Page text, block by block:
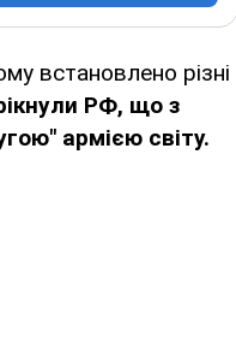
встановлено різні
РФ, що з
армією світу.